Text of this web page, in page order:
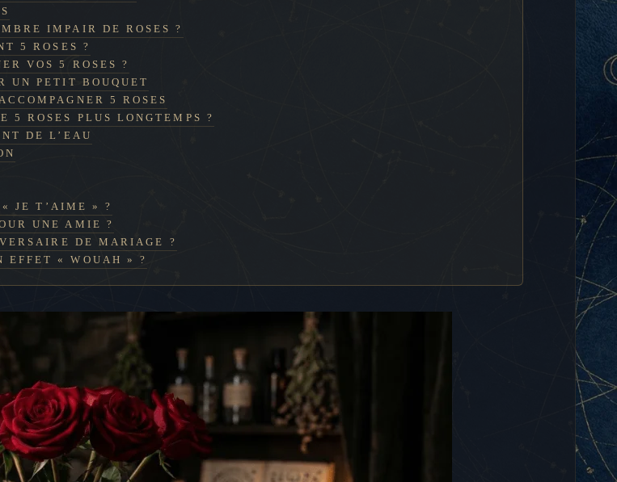
IMPAIR DE ROSES ?
5 ROSES ?
VOS 5 ROSES ?
UN PETIT BOUQUET
5 ROSES
5 ROSES PLUS LONGTEMPS ?
DE L’EAU
JE T’AIME » ?
UNE AMIE ?
DE MARIAGE ?
EFFET « WOUAH » ?